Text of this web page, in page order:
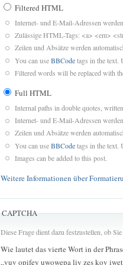
Filtered HTML
Internet- und E-Mail-Adressen
Zulässige HTML-Tags: <a> <em>
Zeilen und Absätze werden
You can useBBCodetags in the text.
Filtered words will be replaced with
Full HTML
Internal paths in double quotes,
Internet- und E-Mail-Adressen
Zeilen und Absätze werden
You can useBBCodetags in the text.
Images can be added to this post.
Weitere Informationen über
CAPTCHA
Diese Frage dient dazu festzustellen, ob
Wie lautet das vierte Wort in der
„vuv opifey uwowepa liy zes kov